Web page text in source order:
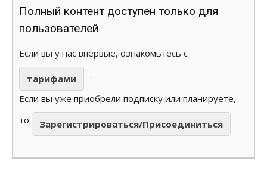
Полный контент доступен только для
пользователей
Если вы у нас впервые, ознакомьтесь с
тарифами
.
Если вы уже приобрели подписку или планируете,
то
Зарегистрироваться/Присоединиться